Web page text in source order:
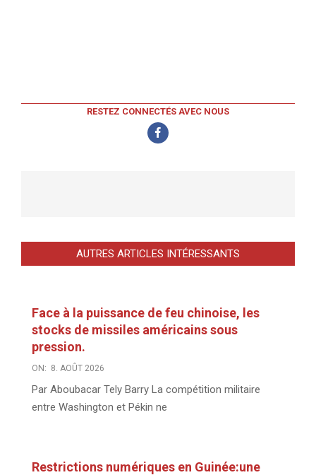
RESTEZ CONNECTÉS AVEC NOUS
AUTRES ARTICLES INTÉRESSANTS
Face à la puissance de feu chinoise, les
stocks de missiles américains sous
pression.
ON: 8. AOÛT 2026
Par Aboubacar Tely Barry La compétition militaire
entre Washington et Pékin ne
Restrictions numériques en Guinée:une